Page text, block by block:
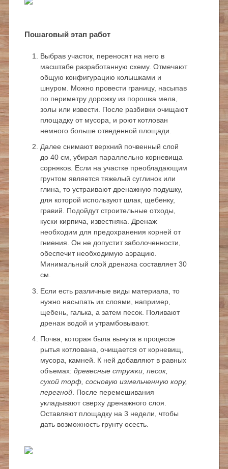
Пошаговый этап работ
Выбрав участок, переносят на него в
масштабе разработанную схему. Отмечают
общую конфигурацию колышками и
шнуром. Можно провести границу, насыпав
по периметру дорожку из порошка мела,
золы или извести. После разбивки очищают
площадку от мусора, и роют котлован
немного больше отведенной площади.
Далее снимают верхний почвенный слой
до 40 см, убирая параллельно корневища
сорняков. Если на участке преобладающим
грунтом является тяжелый суглинок или
глина, то устраивают дренажную подушку,
для которой используют шлак, щебенку,
гравий. Подойдут строительные отходы,
куски кирпича, известняка. Дренаж
необходим для предохранения корней от
гниения. Он не допустит заболоченности,
обеспечит необходимую аэрацию.
Минимальный слой дренажа составляет 30
см.
Если есть различные виды материала, то
нужно насыпать их слоями, например,
щебень, галька, а затем песок. Поливают
дренаж водой и утрамбовывают.
Почва, которая была вынута в процессе
рытья котлована, очищается от корневищ,
мусора, камней. К ней добавляют в равных
объемах: древесные стружки, песок,
сухой торф, сосновую измельченную кору,
перегной. После перемешивания
укладывают сверху дренажного слоя.
Оставляют площадку на 3 недели, чтобы
дать возможность грунту осесть.